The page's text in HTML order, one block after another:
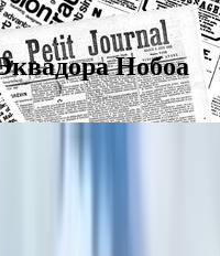
Нобоа